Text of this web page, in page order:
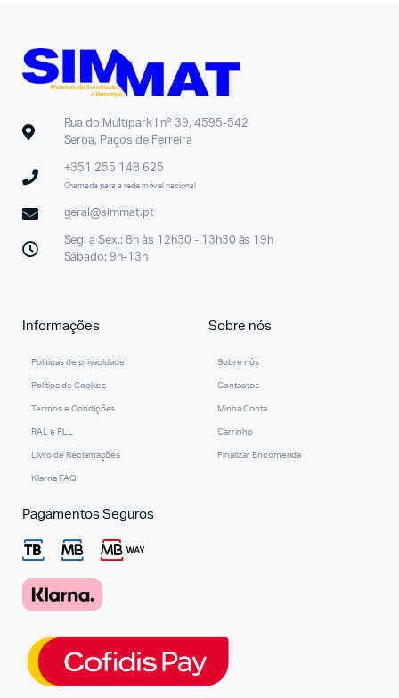
Rua do Multipark I nº 39, 4595-542
Seroa, Paços de Ferreira
+351 255 148 625
Chamada para a rede móvel nacional
geral@simmat.pt
Seg. a Sex.: 8h às 12h30 - 13h30 às 19h
Sábado: 9h-13h
Informações
Políticas de privacidade
Política de Cookies
Termos e Condições
RAL e RLL
Livro de Reclamações
Klarna FAQ
Sobre nós
Sobre nós
Contactos
Minha Conta
Carrinho
Finalizar Encomenda
Pagamentos Seguros